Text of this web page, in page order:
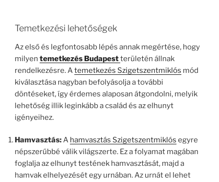
Temetkezési lehetőségek
Az első és legfontosabb lépés annak megértése, hogy
milyen temetkezés Budapestterületén állnak
rendelkezésre. Atemetkezés Szigetszentmiklós mód
kiválasztása nagyban befolyásolja a további
döntéseket, így érdemes alaposan átgondolni, melyik
lehetőség illik leginkább a család és az elhunyt
igényeihez.
Hamvasztás:A hamvasztás Szigetszentmiklós egyre
népszerűbbé válik világszerte. Ez a folyamat magában
foglalja az elhunyt testének hamvasztását, majd a
hamvak elhelyezését egy urnában. Az urnát el lehet